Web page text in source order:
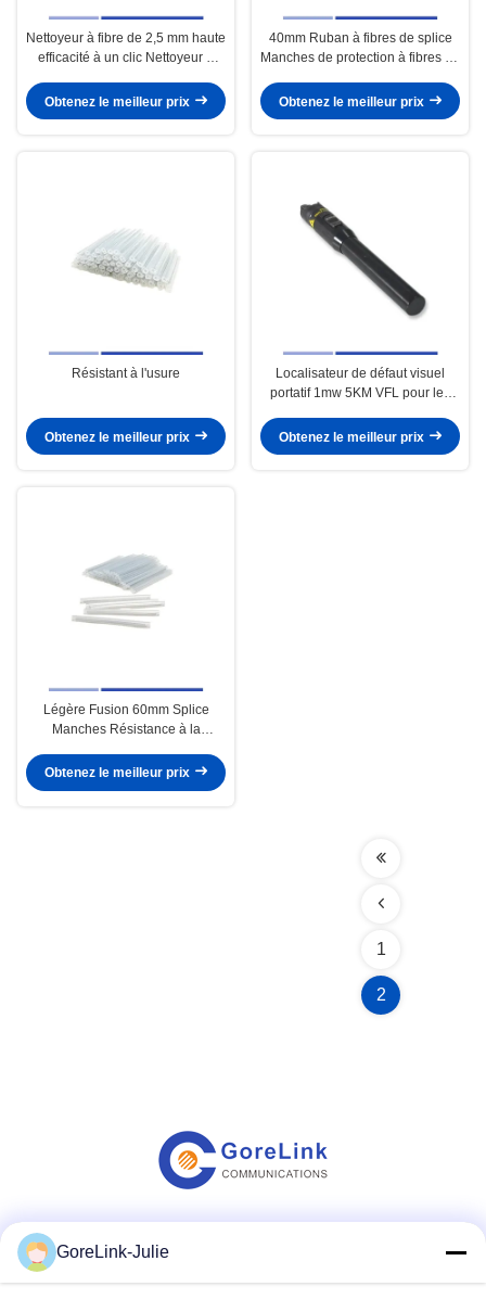
Nettoyeur à fibre de 2,5 mm haute
efficacité à un clic Nettoyeur à
Obtenez le meilleur prix
40mm Ruban à fibres de splice
Manches de protection à fibres de
Obtenez le meilleur prix
Résistant à l'usure
Obtenez le meilleur prix
Localisateur de défaut visuel
portatif 1mw 5KM VFL pour les
Obtenez le meilleur prix
Légère Fusion 60mm Splice
Manches Résistance à la
Obtenez le meilleur prix
1
2
Les réseaux sociaux
GoreLink-Julie